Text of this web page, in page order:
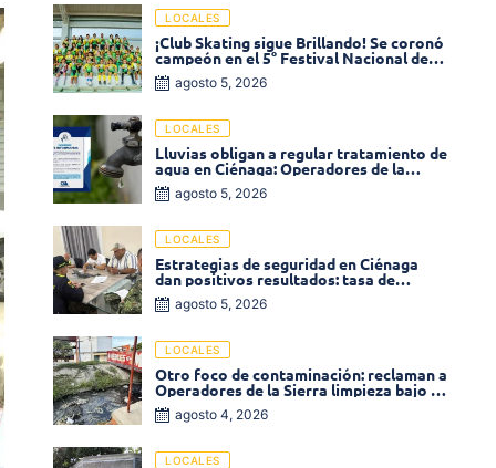
LOCALES
¡Club Skating sigue Brillando! Se coronó
campeón en el 5° Festival Nacional de
Patinaje «Soledad sobre Ruedas»
agosto 5, 2026
LOCALES
Lluvias obligan a regular tratamiento de
agua en Ciénaga: Operadores de la
Sierra anuncia baja presión en varios
sectores
agosto 5, 2026
LOCALES
Estrategias de seguridad en Ciénaga
dan positivos resultados: tasa de
homicidios disminuyó un 58% en 2026
agosto 5, 2026
LOCALES
Otro foco de contaminación: reclaman a
Operadores de la Sierra limpieza bajo el
puente de la calle 19 con carrera 11
agosto 4, 2026
LOCALES